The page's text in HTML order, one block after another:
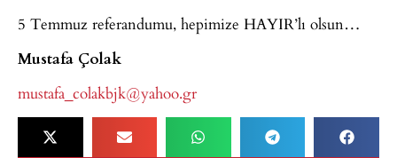
5 Temmuz referandumu, hepimize HAYIR’lı olsun…
Mustafa Çolak
mustafa_colakbjk@yahoo.gr